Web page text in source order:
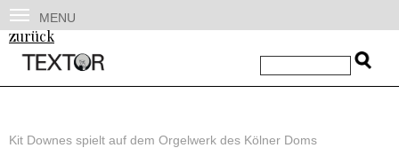
MENU
zurück
Kit Downes spielt auf dem Orgelwerk des Kölner Doms